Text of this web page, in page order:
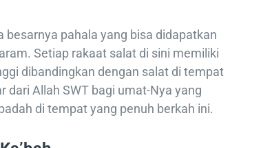
besarnya pahala yang bisa didapatkan
Setiap rakaat salat di sini memiliki
dibandingkan dengan salat di tempat
dari Allah SWT bagi umat-Nya yang
di tempat yang penuh berkah ini.